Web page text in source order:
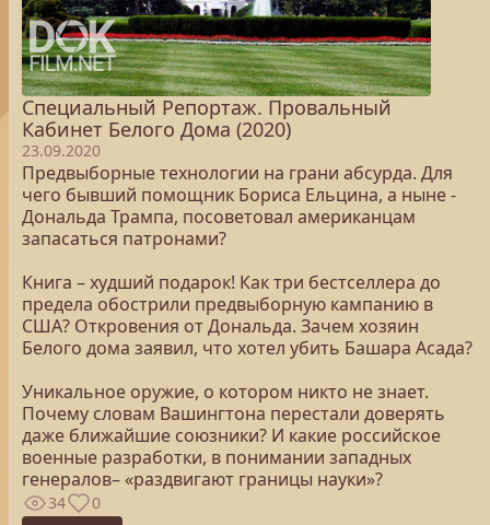
Специальный Репортаж. Провальный
Кабинет Белого Дома (2020)
23.09.2020
Предвыборные технологии на грани абсурда. Для
чего бывший помощник Бориса Ельцина, а ныне -
Дональда Трампа, посоветовал американцам
запасаться патронами?
Книга – худший подарок! Как три бестселлера до
предела обострили предвыборную кампанию в
США? Откровения от Дональда. Зачем хозяин
Белого дома заявил, что хотел убить Башара Асада?
Уникальное оружие, о котором никто не знает.
Почему словам Вашингтона перестали доверять
даже ближайшие союзники? И какие российское
военные разработки, в понимании западных
генералов– «раздвигают границы науки»?
34 0